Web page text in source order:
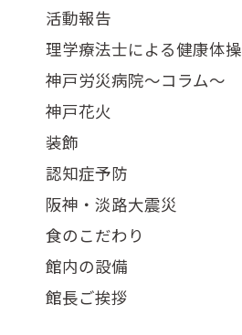
活動報告
理学療法士による健康体操
神戸労災病院～コラム～
神戸花火
装飾
認知症予防
阪神・淡路大震災
食のこだわり
館内の設備
館長ご挨拶